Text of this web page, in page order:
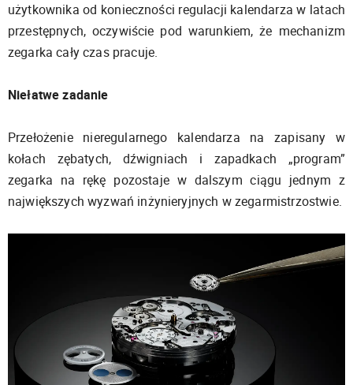
użytkownika od konieczności regulacji kalendarza w latach
przestępnych, oczywiście pod warunkiem, że mechanizm
zegarka cały czas pracuje.
Niełatwe zadanie
Przełożenie nieregularnego kalendarza na zapisany w
kołach zębatych, dźwigniach i zapadkach „program”
zegarka na rękę pozostaje w dalszym ciągu jednym z
największych wyzwań inżynieryjnych w zegarmistrzostwie.